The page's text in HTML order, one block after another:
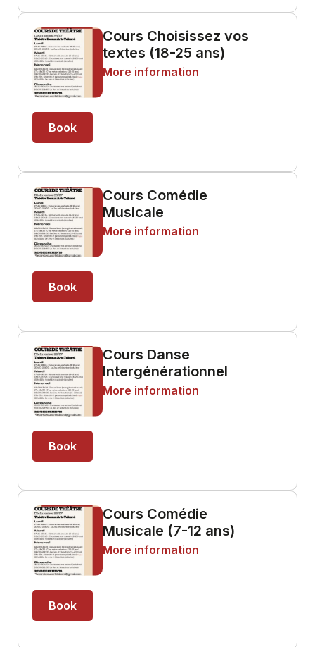
Cours Choisissez vos
textes (18-25 ans)
More information
Book
Cours Comédie
Musicale
More information
Book
Cours Danse
Intergénérationnel
More information
Book
Cours Comédie
Musicale (7-12 ans)
More information
Book